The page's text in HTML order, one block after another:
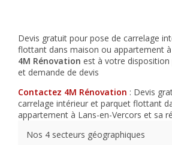
Devis gratuit pour pose de carrelage
flottant dans maison ou appartement à
4M Rénovation est à votre
et demande de devis
Contactez 4M Rénovation : Devis
carrelage intérieur et parquet flottant
appartement à Lans-en-Vercors et sa
Nos 4 secteurs géographiques